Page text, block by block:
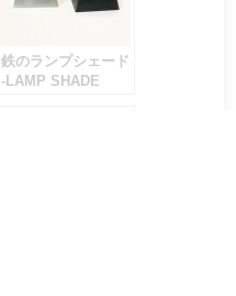
鉄のランプシェード
-LAMP SHADE